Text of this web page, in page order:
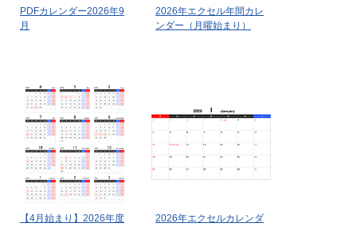
PDFカレンダー2026年9
月
2026年エクセル年間カレ
ンダー（月曜始まり）
【4月始まり】2026年度
2026年エクセルカレンダ